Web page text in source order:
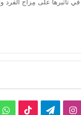
في تأثيرها على مِزاج الفرد
انستقرامتيلقرام ‫TikTok